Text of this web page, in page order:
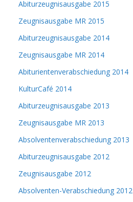
Abiturzeugnisausgabe 2015
Zeugnisausgabe MR 2015
Abiturzeugnisausgabe 2014
Zeugnisausgabe MR 2014
Abiturientenverabschiedung 2014
KulturCafé 2014
Abiturzeugnisausgabe 2013
Zeugnisausgabe MR 2013
Absolventenverabschiedung 2013
Abiturzeugnisausgabe 2012
Zeugnisausgabe 2012
Absolventen-Verabschiedung 2012